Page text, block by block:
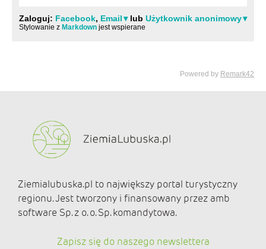
Ziemialubuska.pl to największy portal turystyczny
regionu. Jest tworzony i finansowany przez amb
software Sp. z o. o. Sp. komandytowa.
Zapisz się do naszego newslettera